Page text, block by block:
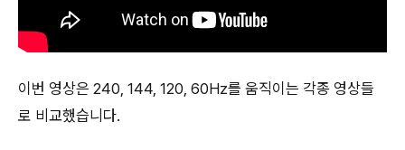
이번 영상은 240, 144, 120, 60Hz를 움직이는 각종 영상들
로 비교했습니다.